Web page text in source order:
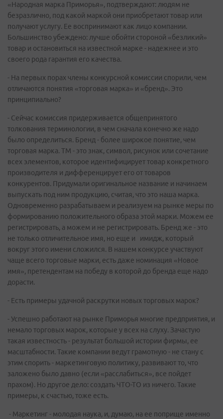
«Народная марка Приморья», подтверждают: людям не
безразлично, под какой маркой они приобретают товар или
получают услугу. Ее воспринимают как лицо компании.
Большинство убеждено: лучше обойти стороной «безликий»
товар и остановиться на известной марке - надежнее и это
своего рода гарантия его качества.
- На первых порах члены конкурсной комиссии спорили, чем
отличаются понятия «торговая марка» и «бренд». Это
принципиально?
- Сейчас комиссия придерживается общепринятого
толкования терминологии, в чем сначала конечно же надо
было определиться. Бренд - более широкое понятие, чем
торговая марка. ТМ - это знак, символ, рисунок или сочетание
всех элементов, которое идентифицирует товар конкретного
производителя и дифференцирует его от товаров
конкурентов. Придумали оригинальное название и начинаем
выпускать под ним продукцию, считая, что это наша марка.
Одновременно разрабатываем и реализуем на рынке меры по
формированию положительного образа этой марки. Можем ее
регистрировать, а можем и не регистрировать. Бренд же - это
не только отличительное имя, но еще и имидж, который
вокруг этого имени сложился. В нашем конкурсе участвуют
чаще всего торговые марки, есть даже номинация «Новое
имя», претендентам на победу в которой до бренда еще надо
дорасти.
- Есть примеры удачной раскрутки новых торговых марок?
- Успешно работают на рынке Приморья многие предприятия, и
немало торговых марок, которые у всех на слуху. Зачастую
такая известность - результат большой истории фирмы, ее
масштабности. Такие компании ведут грамотную - не стану с
этим спорить - маркетинговую политику, развивают то, что
заложено было давно (если «расслабиться», все пойдет
прахом). Но другое дело: создать ЧТО-ТО из ничего. Такие
примеры, к счастью, тоже есть.
- Маркетинг - молодая наука, и, думаю, на ее поприще именно